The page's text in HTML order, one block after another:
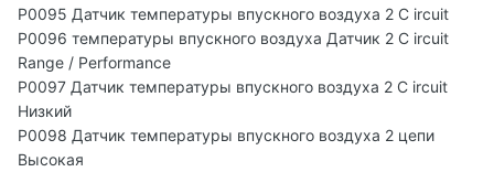
P0095 Датчик температуры впускного воздуха 2 C ircuit
P0096 температуры впускного воздуха Датчик 2 C ircuit
Range / Performance
P0097 Датчик температуры впускного воздуха 2 C ircuit
Низкий
P0098 Датчик температуры впускного воздуха 2 цепи
Высокая